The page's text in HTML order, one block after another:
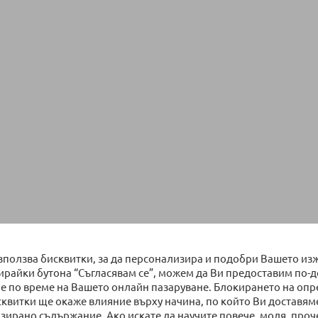
бисквитки, за да персонализира и подобри Вашето
бутона “Съгласявам се”, можем да Ви предоставим по-
по време на Вашето онлайн пазаруване. Блокирането на
ще окаже влияние върху начина, по който Ви
съдържание. Ако искате да научите повече, моля,